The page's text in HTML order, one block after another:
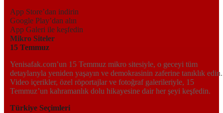
App Store’dan indirin
Google Play’dan alın
App Galeri ile keşfedin
Mikro Siteler
15 Temmuz
Yenisafak.com’un 15 Temmuz mikro sitesiyle, o geceyi tüm
detaylarıyla yeniden yaşayın ve demokrasinin zaferine tanıklık edin.
Video içerikler, özel röportajlar ve fotoğraf galerileriyle, 15
Temmuz’un kahramanlık dolu hikayesine dair her şeyi keşfedin.
Türkiye Seçimleri